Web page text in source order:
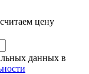
цену
данных в